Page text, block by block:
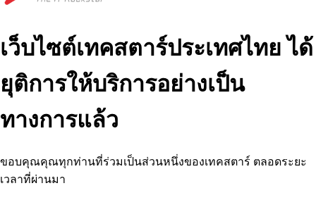
เว็บไซต์เทคสตาร์ประเทศไทย ได้
ยุติการให้บริการอย่างเป็น
ทางการแล้ว
ขอบคุณคุณทุกท่านที่ร่วมเป็นส่วนหนึ่งของเทคสตาร์ ตลอดระยะ
เวลาที่ผ่านมา